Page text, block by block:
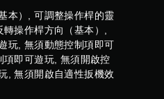
7
8
則
本）, 可調整操作桿的靈
操作桿方向（基本）,
玩, 無須動態控制項即可
項即可遊玩, 無須開啟控
, 無須開啟自適性扳機效